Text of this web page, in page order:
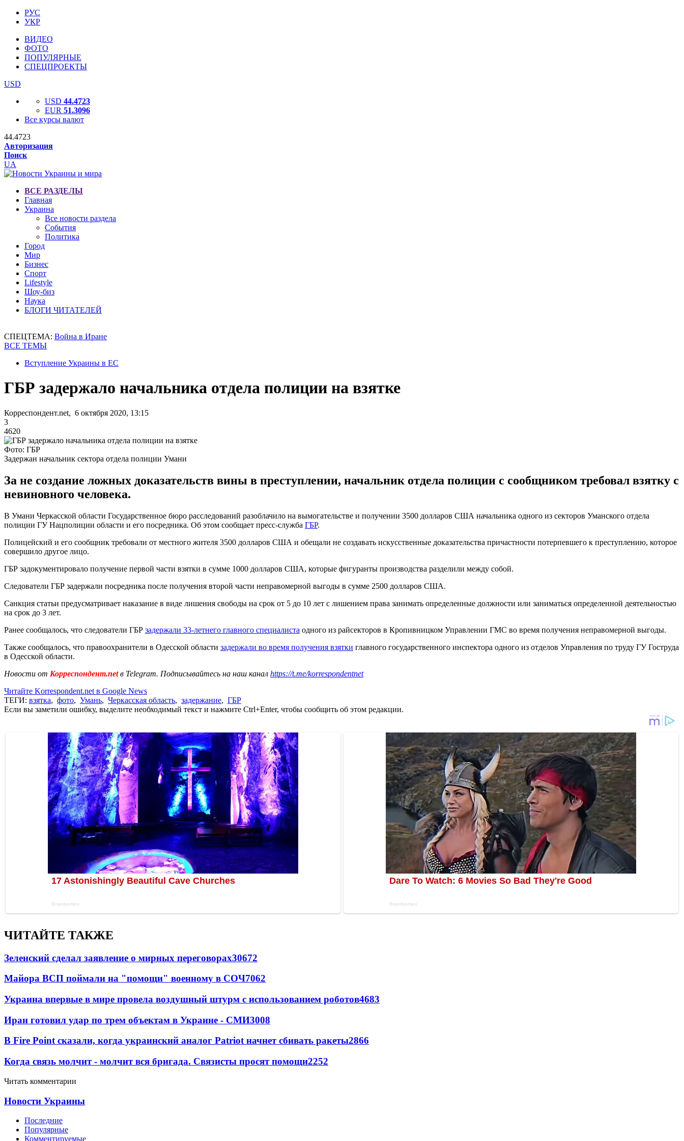
РУС
УКР
ВИДЕО
ФОТО
ПОПУЛЯРНЫЕ
СПЕЦПРОЕКТЫ
USD
USD 44.4723
EUR 51.3096
Все курсы валют
44.4723
Авторизация
Поиск
UA
ВСЕ РАЗДЕЛЫ
Главная
Украина
Все новости раздела
События
Политика
Город
Мир
Бизнес
Спорт
Lifestyle
Шоу-биз
Наука
БЛОГИ ЧИТАТЕЛЕЙ
СПЕЦТЕМА: Война в Иране
ВСЕ ТЕМЫ
Вступление Украины в ЕС
ГБР задержало начальника отдела полиции на взятке
Корреспондент.net, 6 октября 2020, 13:15
3
4620
Фото: ГБР
Задержан начальник сектора отдела полиции Умани
За не создание ложных доказательств вины в преступлении, начальник отдела полиции с сообщником требовал взятку с
невиновного человека.
В Умани Черкасской области Государственное бюро расследований разоблачило на вымогательстве и получении 3500 долларов США начальника одного из секторов Уманского отдела
полиции ГУ Нацполиции области и его посредника. Об этом сообщает пресс-служба ГБР.
Полицейский и его сообщник требовали от местного жителя 3500 долларов США и обещали не создавать искусственные доказательства причастности потерпевшего к преступлению, которое
совершило другое лицо.
ГБР задокументировало получение первой части взятки в сумме 1000 долларов США, которые фигуранты производства разделили между собой.
Следователи ГБР задержали посредника после получения второй части неправомерной выгоды в сумме 2500 долларов США.
Санкция статьи предусматривает наказание в виде лишения свободы на срок от 5 до 10 лет с лишением права занимать определенные должности или заниматься определенной деятельностью
на срок до 3 лет.
Ранее сообщалось, что следователи ГБР задержали 33-летнего главного специалиста одного из райсекторов в Кропивницком Управлении ГМС во время получения неправомерной выгоды.
Также сообщалось, что правоохранители в Одесской области задержали во время получения взятки главного государственного инспектора одного из отделов Управления по труду ГУ Гоструда
в Одесской области.
Новости от Корреспондент.netв Telegram. Подписывайтесь на наш канал https://t.me/korrespondentnet
Читайте Korrespondent.net в Google News
ТЕГИ: взятка, фото, Умань, Черкасская область, задержание, ГБР
Если вы заметили ошибку, выделите необходимый текст и нажмите Ctrl+Enter, чтобы сообщить об этом редакции.
ЧИТАЙТЕ ТАКЖЕ
Зеленский сделал заявление о мирных переговорах30672
Майора ВСП поймали на "помощи" военному в СОЧ7062
Украина впервые в мире провела воздушный штурм с использованием роботов4683
Иран готовил удар по трем объектам в Украине - СМИ3008
В Fire Point сказали, когда украинский аналог Patriot начнет сбивать ракеты2866
Когда связь молчит - молчит вся бригада. Связисты просят помощи2252
Читать комментарии
Новости Украины
Последние
Популярные
Комментируемые